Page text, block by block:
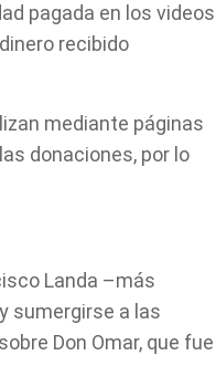
pagada en los videos
recibido
mediante páginas
donaciones, por lo
Landa –más
sumergirse a las
Don Omar, que fue